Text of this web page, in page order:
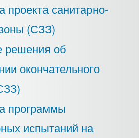
проекта санитарно-
(СЗЗ)
решения об
окончательного
программы
испытаний на